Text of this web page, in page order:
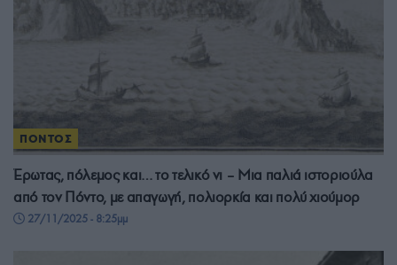
ΠΟΝΤΟΣ
Έρωτας, πόλεμος και… το τελικό νι – Μια παλιά ιστοριούλα
από τον Πόντο, με απαγωγή, πολιορκία και πολύ χιούμορ
27/11/2025 - 8:25μμ